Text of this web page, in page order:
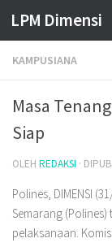
Skip to content
LPM Dimensi
KAMPUSIANA
Masa
Siap
OLEH REDAKSI ·
Polines, DIMENSI
Semarang
pelaksanaan.